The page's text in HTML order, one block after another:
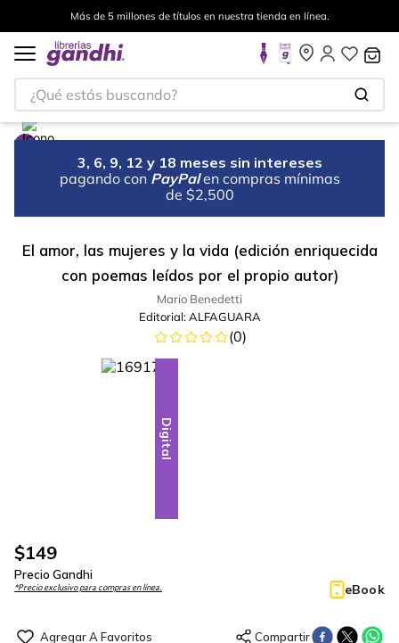
Más de 5 millones de títulos en nuestra tienda en línea.
¿Qué estás buscando?
3, 6, 9, 12 y 18 meses sin intereses
pagando con PayPal en compras mínimas
de $2,500
El amor, las mujeres y la vida (edición enriquecida
con poemas leídos por el propio autor)
Mario Benedetti
Editorial: ALFAGUARA
(0)
Digital
$149
Precio Gandhi
*Precio exclusivo para compras en línea. eBook